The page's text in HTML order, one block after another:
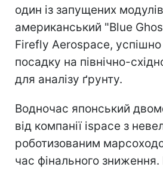
один із запущених
американський "Blue
Firefly Aerospace, успішно
посадку на північно-
для аналізу ґрунту.
Водночас японський
від компанії ispace з
роботизованим
час фінального зниження.